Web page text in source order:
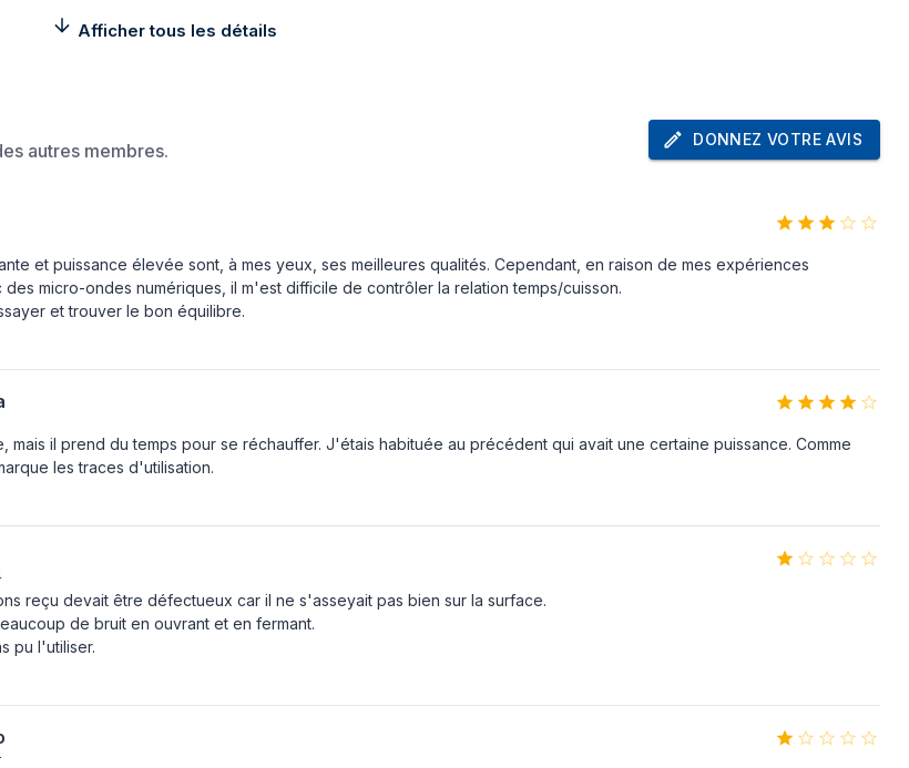
Profondeur du colis
Fonctions et programmes de cuisson
Cuisson vapeur Non
Rotisserie Non
Fonction de réchauffage Oui
Capacité intérieure
Type de commande Rotatif
Afficher tous les détails
autres membres.
DONNEZ VOTRE AVIS
et puissance élevée sont, à mes yeux, ses meilleures qualités. Cependant, en raison de mes expériences
micro-ondes numériques, il m'est difficile de contrôler la relation temps/cuisson.
et trouver le bon équilibre.
mais il prend du temps pour se réchauffer. J'étais habituée au précédent qui avait une certaine puissance. Comme
les traces d'utilisation.
reçu devait être défectueux car il ne s'asseyait pas bien sur la surface.
de bruit en ouvrant et en fermant.
pu l'utiliser.